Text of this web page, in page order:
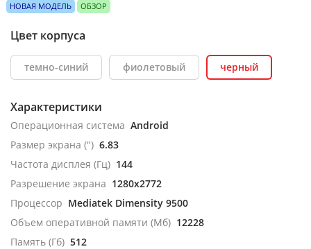
НОВАЯ МОДЕЛЬ ОБЗОР
Цвет корпуса
темно-синий фиолетовый черный
Характеристики
Операционная система Android
Размер экрана (") 6.83
Частота дисплея (Гц) 144
Разрешение экрана 1280x2772
Процессор Mediatek Dimensity 9500
Объем оперативной памяти (Мб) 12228
Память (Гб) 512